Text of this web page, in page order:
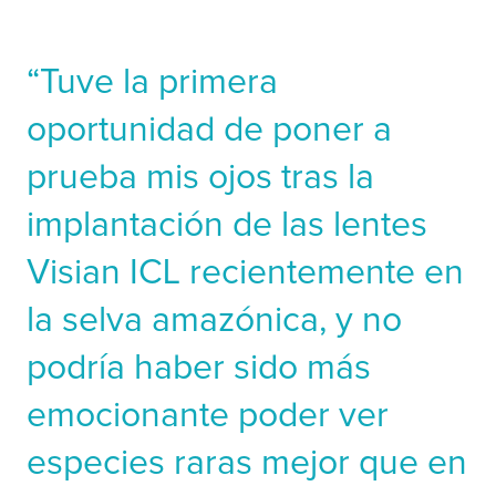
“Tuve la primera
oportunidad de poner a
prueba mis ojos tras la
implantación de las lentes
Visian ICL recientemente en
la selva amazónica, y no
podría haber sido más
emocionante poder ver
especies raras mejor que en
Citas
1. Patient Survey, STAAR Surgical ICL Data Registry, 2018
2. Sanders D. Vukich JA. Comparison of implantable collamer lens (ICL)
and laser-assisted in situ keratomileusis (LASIK) for Low Myopia. Cornea.
2006 Dec; 25(10):1139-46. Patient Survey, STAAR Surgical ICL Data Registry,
2018